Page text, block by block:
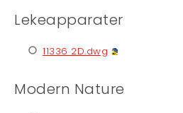
Lekeapparater
11336 2D.dwg
Modern Nature